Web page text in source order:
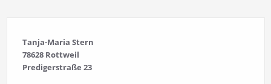
Tanja-Maria Stern
78628 Rottweil
Predigerstraße 23